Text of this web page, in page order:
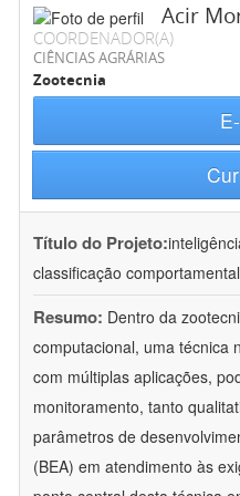
Acir
COORDENADOR(A)
CIÊNCIAS AGRÁRIAS
Zootecnia
Título do Projeto:
classificação
Resumo: Dentro da
computacional, uma técnica
com múltiplas aplicações,
monitoramento, tanto
parâmetros de
(BEA) em atendimento às